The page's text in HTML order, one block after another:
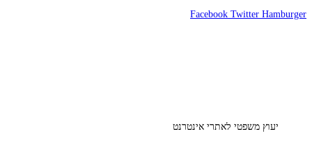
Facebook Twitter Hamburger
יעוץ משפטי לאתרי אינטרנט